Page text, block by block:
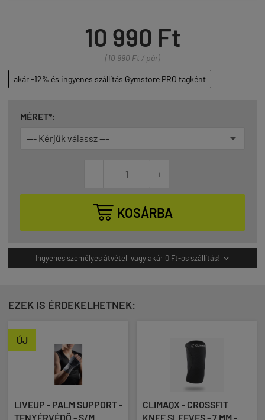
10 990 Ft
(10 990 Ft / pár)
akár -12% és ingyenes szállítás Gymstore PRO tagként
MÉRET*:
 
 KOSÁRBA
Ingyenes személyes átvétel, vagy akár 0 Ft-os szállítás! 
EZEK IS ÉRDEKELHETNEK:
ÚJ
LIVEUP - PALM SUPPORT -
TENYÉRVÉDŐ - S/M
CLIMAQX - CROSSFIT
KNEE SLEEVES - 7 MM -